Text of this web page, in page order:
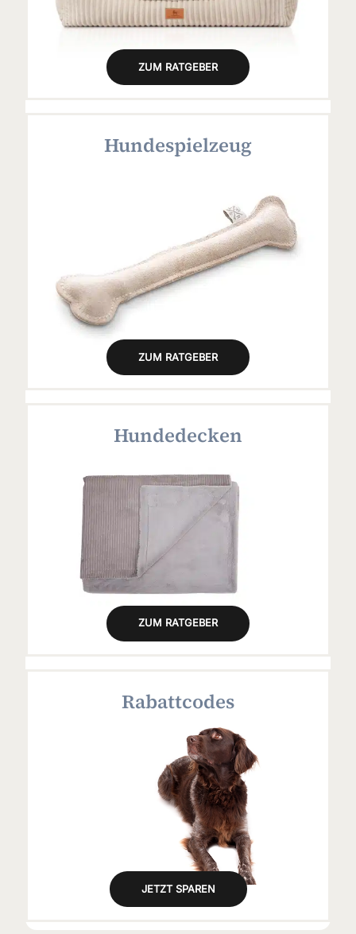
ZUM RATGEBER
Hundespielzeug
ZUM RATGEBER
Hundedecken
ZUM RATGEBER
Rabattcodes
JETZT SPAREN